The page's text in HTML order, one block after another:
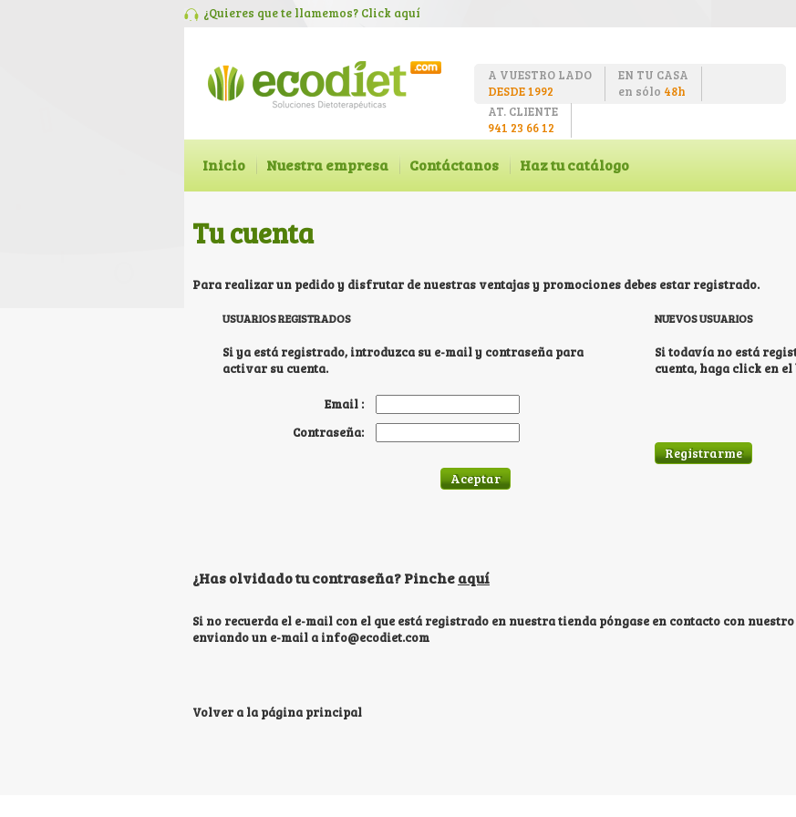
¿Quieres que te llamemos? Click aquí
A VUESTRO LADO
DESDE 1992
EN TU CASA
en sólo 48h
AT. CLIENTE
941 23 66 12
Inicio Nuestra empresa Contáctanos Haz tu catálogo
Tu cuenta
Para realizar un pedido y disfrutar de nuestras ventajas y promociones debes estar registrado.
USUARIOS REGISTRADOS
Si ya está registrado, introduzca su e-mail y contraseña para
activar su cuenta.
Email :
Contraseña:
NUEVOS USUARIOS
Si todavía no está
cuenta, haga click en
Registrarme
¿Has olvidado tu contraseña? Pincheaquí
Si no recuerda el e-mail con el que está registrado en nuestra tienda póngase en contacto con
enviando un e-mail a info@ecodiet.com
Volver a la página principal